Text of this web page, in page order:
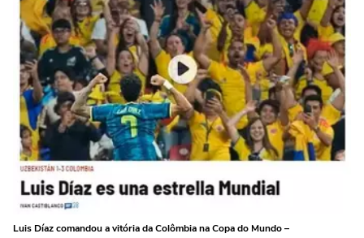
Luis Díaz comandou a vitória da Colômbia na Copa do Mundo –